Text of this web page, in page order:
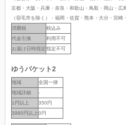
京都・大阪・兵庫・奈良・和歌山・鳥取・岡山・広
（宿毛市を除く）・福岡・佐賀・熊本・大分・宮崎
消費税
税込み
代金引換
利用不可
お届け日時指定指定不可
ゆうパケット2
地域
全国一律
地域詳細
-
1円以上
350円
3980円以上0円